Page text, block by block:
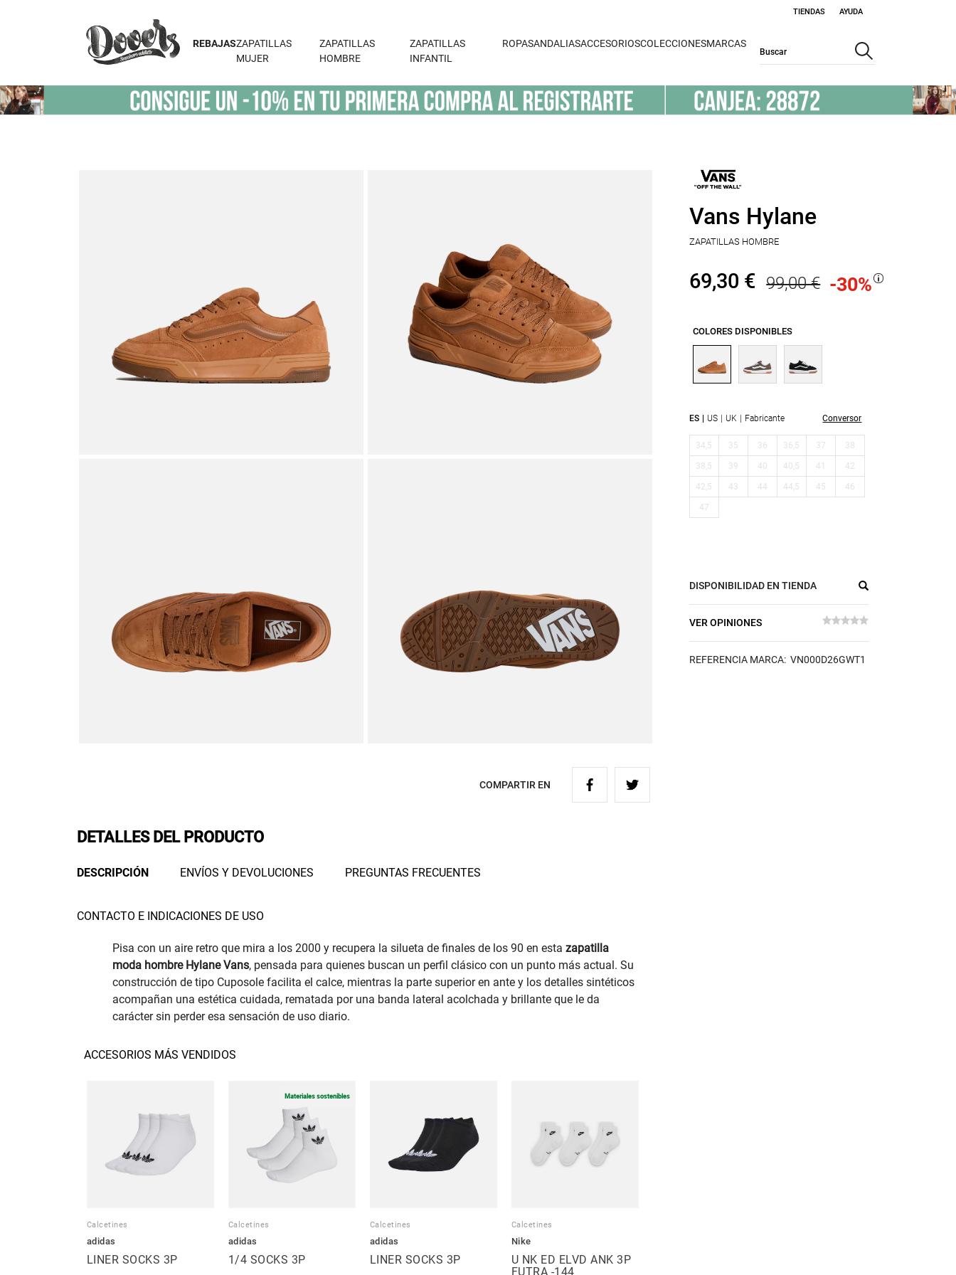
TIENDAS AYUDA
REBAJASZAPATILLAS
MUJER
ZAPATILLAS
HOMBRE
ZAPATILLAS
INFANTIL
ROPASANDALIASACCESORIOSCOLECCIONESMARCAS
Vans Hylane
ZAPATILLAS HOMBRE
69,30 € 99,00 € -30%
COLORES DISPONIBLES
ES US UK Fabricante Conversor
34,5 35 36 36,5 37 38
38,5 39 40 40,5 41 42
42,5 43 44 44,5 45 46
47
DISPONIBILIDAD EN TIENDA
VER OPINIONES
REFERENCIA MARCA: VN000D26GWT1
COMPARTIR EN
DETALLES DEL PRODUCTO
DESCRIPCIÓN ENVÍOS Y DEVOLUCIONES PREGUNTAS FRECUENTES
CONTACTO E INDICACIONES DE USO
Pisa con un aire retro que mira a los 2000 y recupera la silueta de finales de los 90 en esta zapatilla
moda hombre Hylane Vans, pensada para quienes buscan un perfil clásico con un punto más actual. Su
construcción de tipo Cuposole facilita el calce, mientras la parte superior en ante y los detalles sintéticos
acompañan una estética cuidada, rematada por una banda lateral acolchada y brillante que le da
carácter sin perder esa sensación de uso diario.
ACCESORIOS MÁS VENDIDOS
Calcetines
adidas
LINER SOCKS 3P
Materiales sostenibles
Calcetines
adidas
1/4 SOCKS 3P
Calcetines
adidas
LINER SOCKS 3P
Calcetines
Nike
U NK ED ELVD ANK 3P
FUTRA -144